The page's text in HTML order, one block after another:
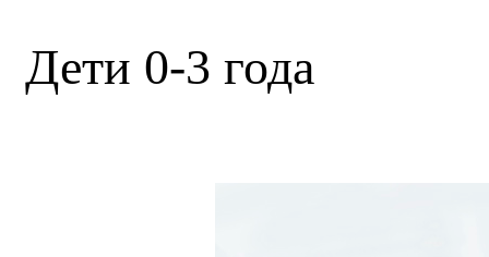
Дети 0-3 года